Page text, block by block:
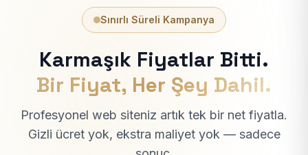
Sınırlı Süreli Kampanya
Karmaşık Fiyatlar Bitti.
Bir Fiyat, Her Şey Dahil.
Profesyonel web siteniz artık tek bir net fiyatla.
Gizli ücret yok, ekstra maliyet yok — sadece